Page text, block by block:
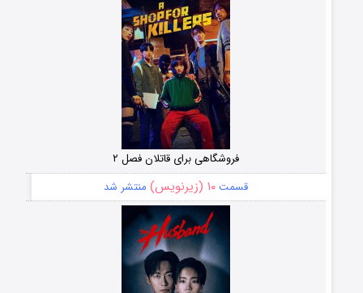
فروشگاهی برای قاتلان فصل ۲
قسمت۱۰ (زیرنویس) منتشر شد